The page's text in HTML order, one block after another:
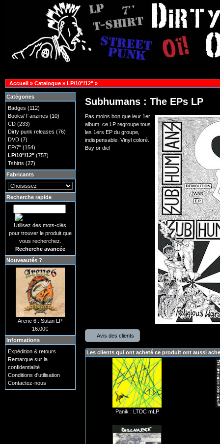
Accueil» Catalogue» LP/10"/12"»
Subhumans : The EPs LP
Pas moins bon que leur 1er
album, ce LP regroupe tous
les 1ers EP du groupe,
indispensable. Vinyl coloré.
Buy or die!
Avis des clients
Les clients qui ont acheté ce produit ont aussi
Panik : LTDC mLP
Catégories
Badges (112)
Books/ Fanzines (10)
CD(233)
Dirty punk releases (76)
DVD(7)
EP/7"(154)
LP/10"/12"(757)
Tshirts (27)
Fabricants
Recherche rapide
Utilisez des mots-clés
pour trouver le produit que
vous recherchez.
Recherche avancée
Nouveautés ?
Arene 6 : Sutan LP
16.00€
Informations
Expédition & retours
Remarque sur la
confidentialité
Conditions d'utilisation
Contactez-nous